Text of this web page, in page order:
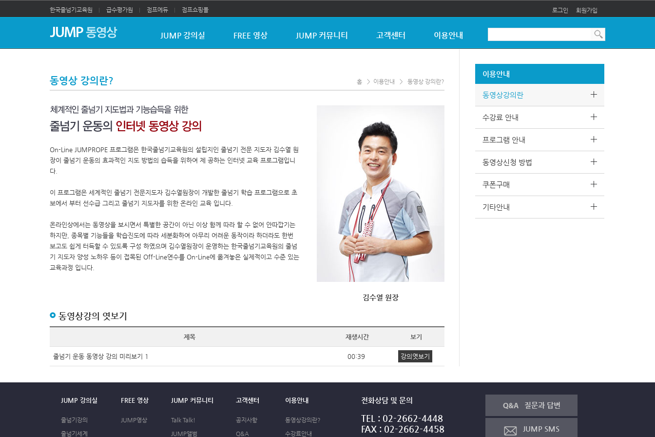
한국줄넘기교육원 급수평가원 점프에듀 점프쇼핑몰 로그인 회원가입
JUMP 강의실 FREE 영상 JUMP 커뮤니티 고객센터 이용안내
동영상 강의란? 홈 > 이용안내 > 동영상 강의란?
On-Line JUMPROPE 프로그램은 한국줄넘기교육원의 설립지인 줄넘기 전문 지도자 김수열 원
장이 줄넘기 운동의 효과적인 지도 방법의 습득을 위하여 제 공하는 인터넷 교육 프로그램입니
다.
이 프로그램은 세계적인 줄넘기 전문지도자 김수열원장이 개발한 줄넘기 학습 프로그램으로 초
보에서 부터 선수급 그리고 줄넘기 지도자를 위한 온라인 교육 입니다.
온라인상에서는 동영상을 보시면서 특별한 공간이 아닌 이상 함께 따라 할 수 없어 안따깝기는
하지만, 종목별 기능들을 학습진도에 따라 세분화하여 아무리 어려운 동작이라 하더라도 한번
보고도 쉽게 터득할 수 있도록 구성 하였으며 김수열원장이 운영하는 한국줄넘기교육원의 줄넘
기 지도자 양성 노하우 등이 접목된 Off-Line연수를 On-Line에 옮겨놓은 실제적이고 수준 있는
교육과정 입니다.
김수열 원장
동영상강의 엿보기
제목 재생시간 보기
줄넘기 운동 동영상 강의 미리보기 1 00:39 강의엿보기
이용안내
동영상강의란
수강료 안내
프로그램 안내
동영상신청 방법
쿠폰구매
기타안내
JUMP 강의실
줄넘기강의
줄넘기세계
FREE 영상
JUMP영상
JUMP 커뮤니티
Talk Talk!
JUMP앨범
고객센터
공지사항
Q&A
이용안내
동영상강의란?
수강료안내
전화상담 및 문의
TEL : 02-2662-4448
FAX : 02-2662-4458
질문과 답변
JUMP SMS